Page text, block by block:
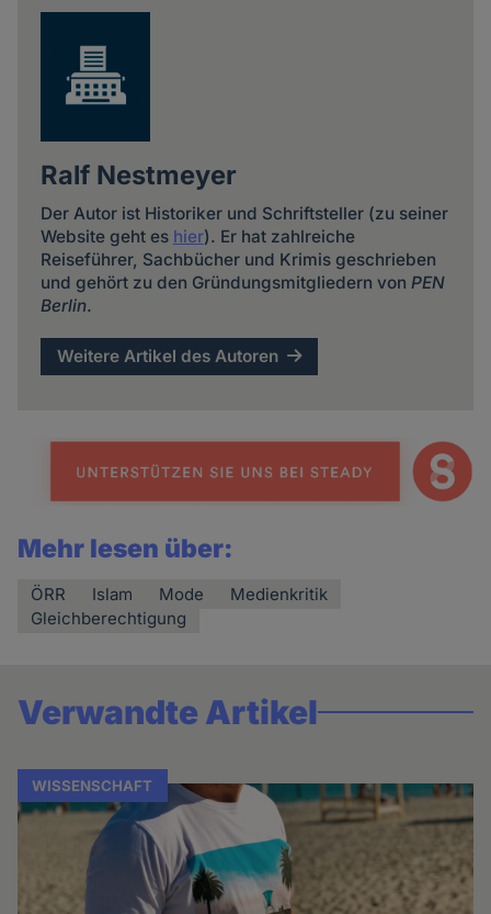
Ralf Nestmeyer
Der Autor ist Historiker und Schriftsteller (zu seiner
Website geht es hier). Er hat zahlreiche
Reiseführer, Sachbücher und Krimis geschrieben
und gehört zu den Gründungsmitgliedern von PEN
Berlin.
Weitere Artikel des Autoren
Mehr lesen über:
ÖRR Islam Mode
Medienkritik
Gleichberechtigung
Verwandte Artikel
WISSENSCHAFT